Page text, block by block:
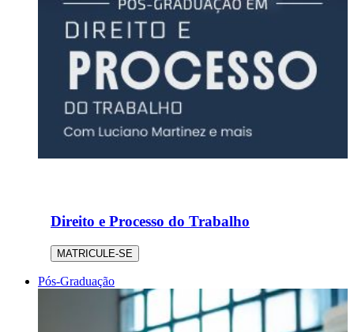
Direito e Processo do Trabalho
MATRICULE-SE
Pós-Graduação